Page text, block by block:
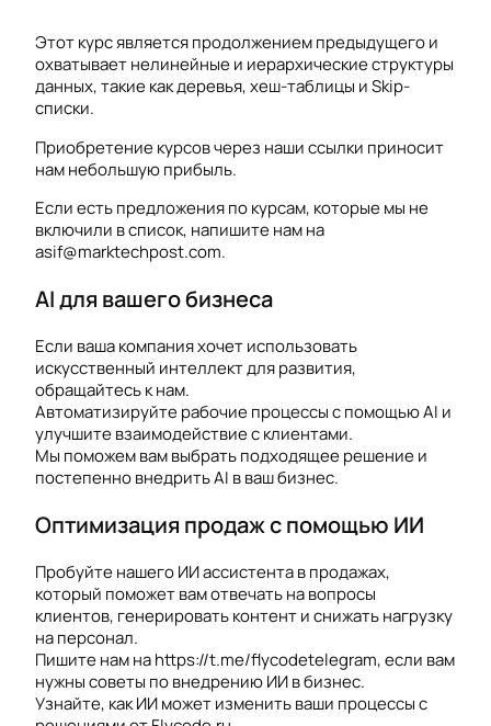
Этот курс является продолжением предыдущего и
охватывает нелинейные и иерархические структуры
данных, такие как деревья, хеш-таблицы и Skip-
списки.
Приобретение курсов через наши ссылки приносит
нам небольшую прибыль.
Если есть предложения по курсам, которые мы не
включили в список, напишите нам на
asif@marktechpost.com.
AI для вашего бизнеса
Если ваша компания хочет использовать
искусственный интеллект для развития,
обращайтесь к нам.
Автоматизируйте рабочие процессы с помощью AI и
улучшите взаимодействие с клиентами.
Мы поможем вам выбрать подходящее решение и
постепенно внедрить AI в ваш бизнес.
Оптимизация продаж с помощью ИИ
Пробуйте нашего ИИ ассистента в продажах,
который поможет вам отвечать на вопросы
клиентов, генерировать контент и снижать нагрузку
на персонал.
Пишите нам на https://t.me/flycodetelegram, если вам
нужны советы по внедрению ИИ в бизнес.
Узнайте, как ИИ может изменить ваши процессы с